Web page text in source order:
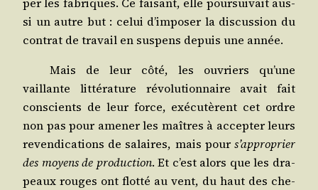
si un autre but : celui d’imposer la dis­cus­sion du
contrat de tra­vail en sus­pens depuis une année.
Mais de leur côté, les ouvriers qu’une
vaillante lit­té­ra­ture révo­lu­tion­naire avait fait
conscients de leur force, exé­cu­tèrent cet ordre
non pas pour ame­ner les maîtres à accep­ter leurs
reven­di­ca­tions de salaires, mais pour s’approprier
des moyens de pro­duc­tion. Et c’est alors que les dra­
peaux rouges ont flot­té au vent, du haut des che­